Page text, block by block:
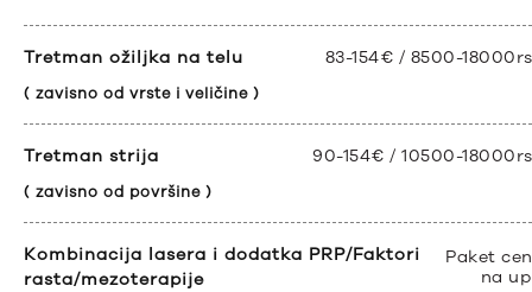
Tretman ožiljka na telu 83-154€ / 8500-
( zavisno od vrste i veličine )
Tretman strija 90-154€ / 10500-
( zavisno od površine )
Kombinacija lasera i dodatka PRP/Faktori
rasta/mezoterapije
Paket
na